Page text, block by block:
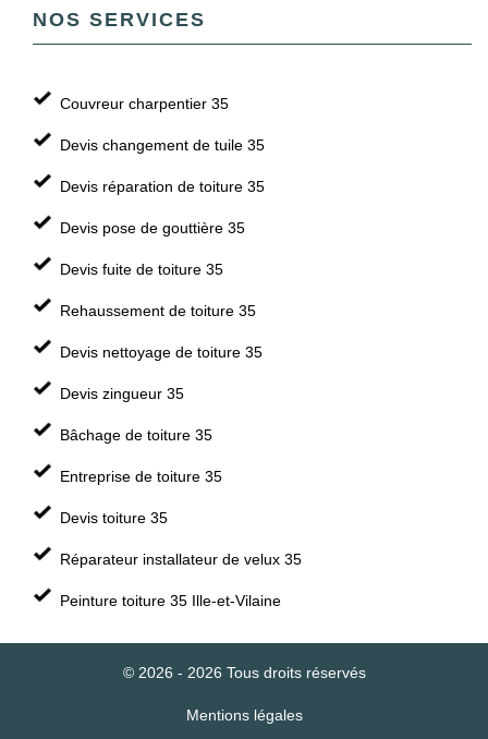
NOS SERVICES
Couvreur charpentier 35
Devis changement de tuile 35
Devis réparation de toiture 35
Devis pose de gouttière 35
Devis fuite de toiture 35
Rehaussement de toiture 35
Devis nettoyage de toiture 35
Devis zingueur 35
Bâchage de toiture 35
Entreprise de toiture 35
Devis toiture 35
Réparateur installateur de velux 35
Peinture toiture 35 Ille-et-Vilaine
© 2026 - 2026 Tous droits réservés
Mentions légales